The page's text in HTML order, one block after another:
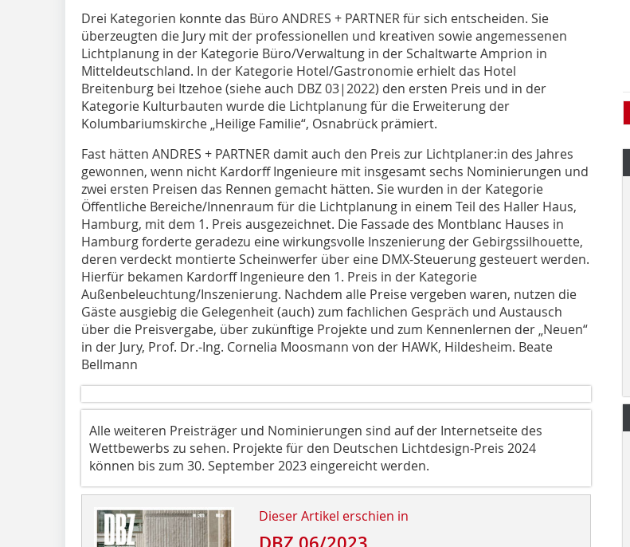
Drei Kategorien konnte das Büro ANDRES + PARTNER für sich entscheiden. Sie
überzeugten die Jury mit der professionellen und kreativen sowie angemessenen
Lichtplanung in der Kategorie Büro/Verwaltung in der Schaltwarte Amprion in
Mitteldeutschland. In der Kategorie Hotel/Gastronomie erhielt das Hotel
Breitenburg bei Itzehoe (siehe auch DBZ 03|2022) den ersten Preis und in der
Kategorie Kulturbauten wurde die Lichtplanung für die Erweiterung der
Kolumbariumskirche „Heilige Familie“, Osnabrück prämiert.
Fast hätten ANDRES + PARTNER damit auch den Preis zur Lichtplaner:in des Jahres
gewonnen, wenn nicht Kardorff Ingenieure mit insgesamt sechs Nominierungen und
zwei ersten Preisen das Rennen gemacht hätten. Sie wurden in der Kategorie
Öffentliche Bereiche/Innenraum für die Lichtplanung in einem Teil des Haller Haus,
Hamburg, mit dem 1. Preis ausgezeichnet. Die Fassade des Montblanc Hauses in
Hamburg forderte geradezu eine wirkungsvolle Inszenierung der Gebirgssilhouette,
deren verdeckt montierte Scheinwerfer über eine DMX-Steuerung gesteuert werden.
Hierfür bekamen Kardorff Ingenieure den 1. Preis in der Kategorie
Außenbeleuchtung/Inszenierung. Nachdem alle Preise vergeben waren, nutzen die
Gäste ausgiebig die Gelegenheit (auch) zum fachlichen Gespräch und Austausch
über die Preisvergabe, über zukünftige Projekte und zum Kennenlernen der „Neuen“
in der Jury, Prof. Dr.-Ing. Cornelia Moosmann von der HAWK, Hildesheim. Beate
Bellmann
Alle weiteren Preisträger und Nominierungen sind auf der Internetseite des
Wettbewerbs zu sehen. Projekte für den Deutschen Lichtdesign-Preis 2024
können bis zum 30. September 2023 eingereicht werden.
Dieser Artikel erschien in